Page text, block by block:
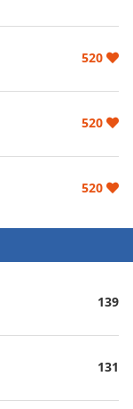
520
520
520
139
131